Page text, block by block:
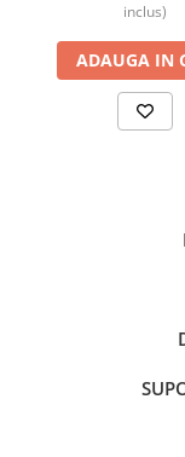
inclus)
ADAUGA IN